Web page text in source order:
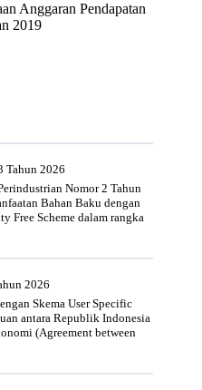
Anggaran Pendapatan
2019
Tahun 2026
Nomor 2 Tahun
Bahan Baku dengan
Free Scheme dalam rangka
2026
Skema User Specific
antara Republik Indonesia
(Agreement between